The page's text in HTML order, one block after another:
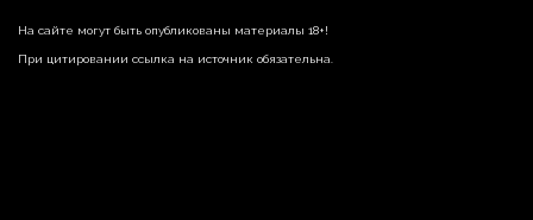
На сайте могут быть опубликованы материалы 18+!
При цитировании ссылка на источник обязательна.